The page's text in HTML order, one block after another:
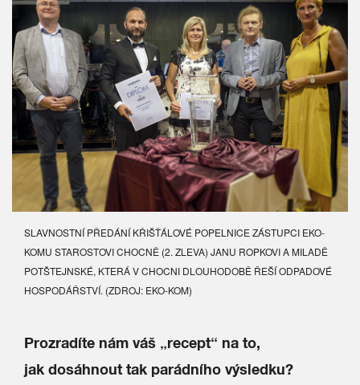
SLAVNOSTNÍ PŘEDÁNÍ KŘIŠŤÁLOVÉ POPELNICE ZÁSTUPCI EKO-
KOMU STAROSTOVI CHOCNĚ (2. ZLEVA) JANU ROPKOVI A MILADĚ
POTŠTEJNSKÉ, KTERÁ V CHOCNI DLOUHODOBĚ ŘEŠÍ ODPADOVÉ
HOSPODÁŘSTVÍ. (ZDROJ: EKO-KOM)
Prozradíte nám váš „recept“ na to,
jak dosáhnout tak parádního výsledku?